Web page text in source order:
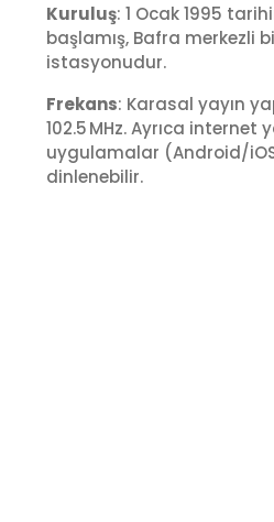
Kuruluş: 1 Ocak 1995
başlamış, Bafra merkezli
istasyonudur.
Frekans: Karasal yayın
102.5 MHz. Ayrıca internet
uygulamalar (Android/
dinlenebilir.